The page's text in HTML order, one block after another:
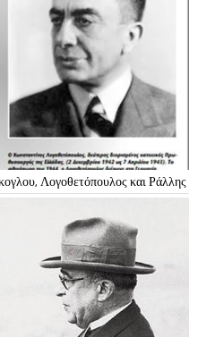
Λογοθετόπουλος και Ράλλης